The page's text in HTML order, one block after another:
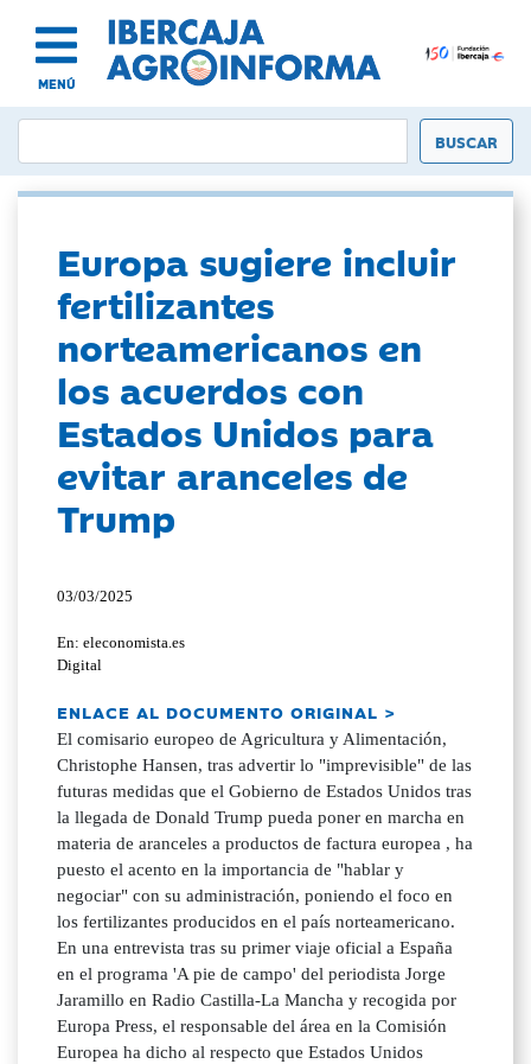
MENÚ
Europa sugiere incluir
fertilizantes
norteamericanos en
los acuerdos con
Estados Unidos para
evitar aranceles de
Trump
03/03/2025
En: eleconomista.es
Digital
ENLACE AL DOCUMENTO ORIGINAL >
El comisario europeo de Agricultura y Alimentación,
Christophe Hansen, tras advertir lo "imprevisible" de las
futuras medidas que el Gobierno de Estados Unidos tras
la llegada de Donald Trump pueda poner en marcha en
materia de aranceles a productos de factura europea , ha
puesto el acento en la importancia de "hablar y
negociar" con su administración, poniendo el foco en
los fertilizantes producidos en el país norteamericano.
En una entrevista tras su primer viaje oficial a España
en el programa 'A pie de campo' del periodista Jorge
Jaramillo en Radio Castilla-La Mancha y recogida por
Europa Press, el responsable del área en la Comisión
Europea ha dicho al respecto que Estados Unidos